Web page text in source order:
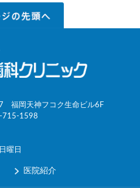
福岡天神フコク生命ビル6F
715-1598
曜日
医院紹介